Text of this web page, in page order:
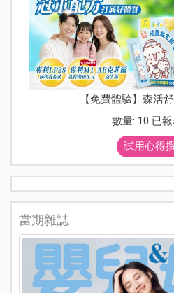
【免費體驗】森活
數量: 10 已
試用心得
當期雜誌